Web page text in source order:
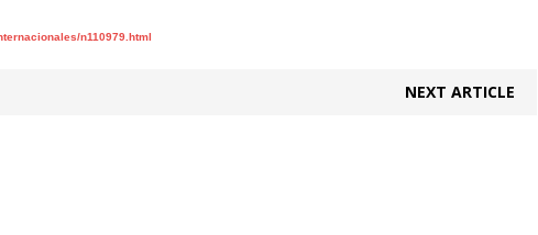
n110979.html
NEXT ARTICLE